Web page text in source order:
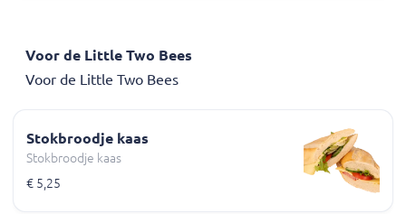
Voor de Little Two Bees
Voor de Little Two Bees
Stokbroodje kaas
Stokbroodje kaas
€ 5,25